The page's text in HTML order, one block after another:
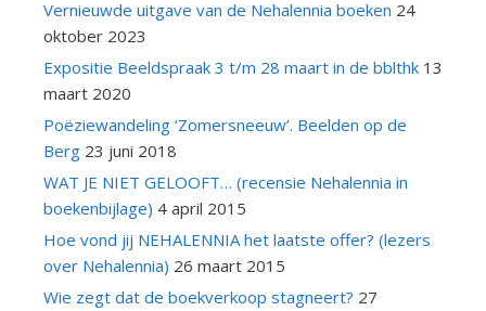
Vernieuwde uitgave van de Nehalennia boeken 24
oktober 2023
Expositie Beeldspraak 3 t/m 28 maart in de bblthk 13
maart 2020
Poëziewandeling ‘Zomersneeuw’. Beelden op de
Berg 23 juni 2018
WAT JE NIET GELOOFT… (recensie Nehalennia in
boekenbijlage) 4 april 2015
Hoe vond jij NEHALENNIA het laatste offer? (lezers
over Nehalennia) 26 maart 2015
Wie zegt dat de boekverkoop stagneert? 27